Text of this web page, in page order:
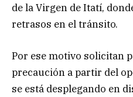
de la Virgen de Itatí,
retrasos en el tránsito.
Por ese motivo solicitan
precaución a partir del
se está desplegando en